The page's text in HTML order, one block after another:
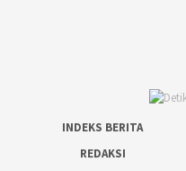
INDEKS BERITA
REDAKSI